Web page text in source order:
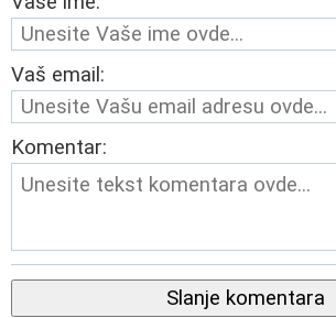
Vaš email:
Komentar:
Slanje komentara